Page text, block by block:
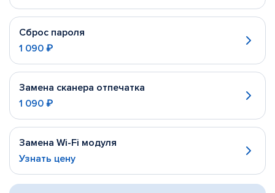
Сброс пароля
1 090 ₽
Замена сканера отпечатка
1 090 ₽
Замена Wi-Fi модуля
Узнать цену